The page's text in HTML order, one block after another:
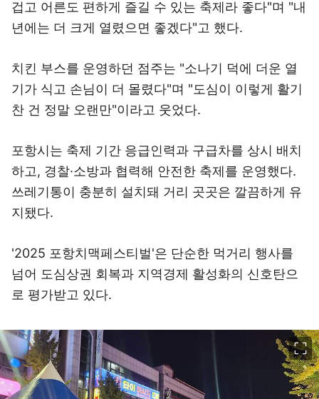
겁고 어른도 편하게 즐길 수 있는 축제라 좋다"며 "내
년에는 더 크게 열렸으면 좋겠다"고 했다.
치킨 부스를 운영하던 점주는 "소나기 덕에 더운 열
기가 식고 손님이 더 몰렸다"며 "도심이 이렇게 활기
찬 건 정말 오랜만"이라고 웃었다.
포항시는 축제 기간 응급인력과 구급차를 상시 배치
하고, 경찰·소방과 협력해 안전한 축제를 운영했다.
쓰레기통이 충분히 설치돼 거리 곳곳은 깔끔하게 유
지됐다.
'2025 포항치맥페스티벌'은 단순한 먹거리 행사를
넘어 도심상권 회복과 지역경제 활성화의 신호탄으
로 평가받고 있다.